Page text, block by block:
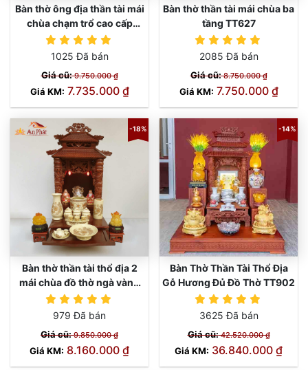
Bàn thờ ông địa thần tài mái
chùa chạm trổ cao cấp
TT658
TT658
1025 Đã bán
Giá cũ:9.750.000 ₫
Giá KM: 7.735.000 ₫
Bàn thờ thần tài mái chùa ba
tầng TT627
2085 Đã bán
Giá cũ:8.750.000 ₫
Giá KM: 7.750.000 ₫
-18%
Bàn thờ thần tài thổ địa 2
mái chùa đồ thờ ngà vàng
TT672
TT672
979 Đã bán
Giá cũ:9.850.000 ₫
Giá KM: 8.160.000 ₫
-14%
Bàn Thờ Thần Tài Thổ Địa
Gỗ Hương Đủ Đồ Thờ TT902
3625 Đã bán
Giá cũ:42.520.000 ₫
Giá KM: 36.840.000 ₫